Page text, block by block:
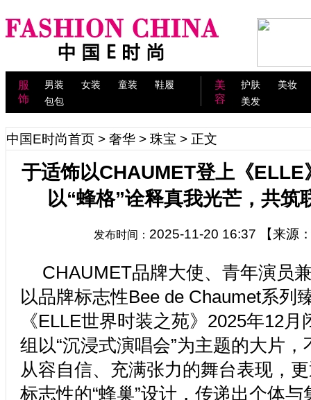
服
饰
男装 女装 童装
鞋履
包包
美
容
护肤
美妆
美发
中国E时尚首页 > 奢华 > 珠宝 > 正文
于适饰以CHAUMET登上《ELLE
以“蜂格”诠释真我光芒，共筑
发布时间： 2025-11-20 16:37 【来源
CHAUMET品牌大使、青年演员
以品牌标志性Bee de Chaumet系列
《ELLE世界时装之苑》2025年12
组以“沉浸式演唱会”为主题的大片
从容自信、充满张力的舞台表现，
标志性的“蜂巢”设计，传递出个体